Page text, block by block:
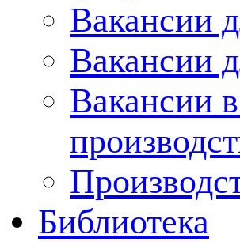
Вакансии
Вакансии
Вакансии
Библиотека